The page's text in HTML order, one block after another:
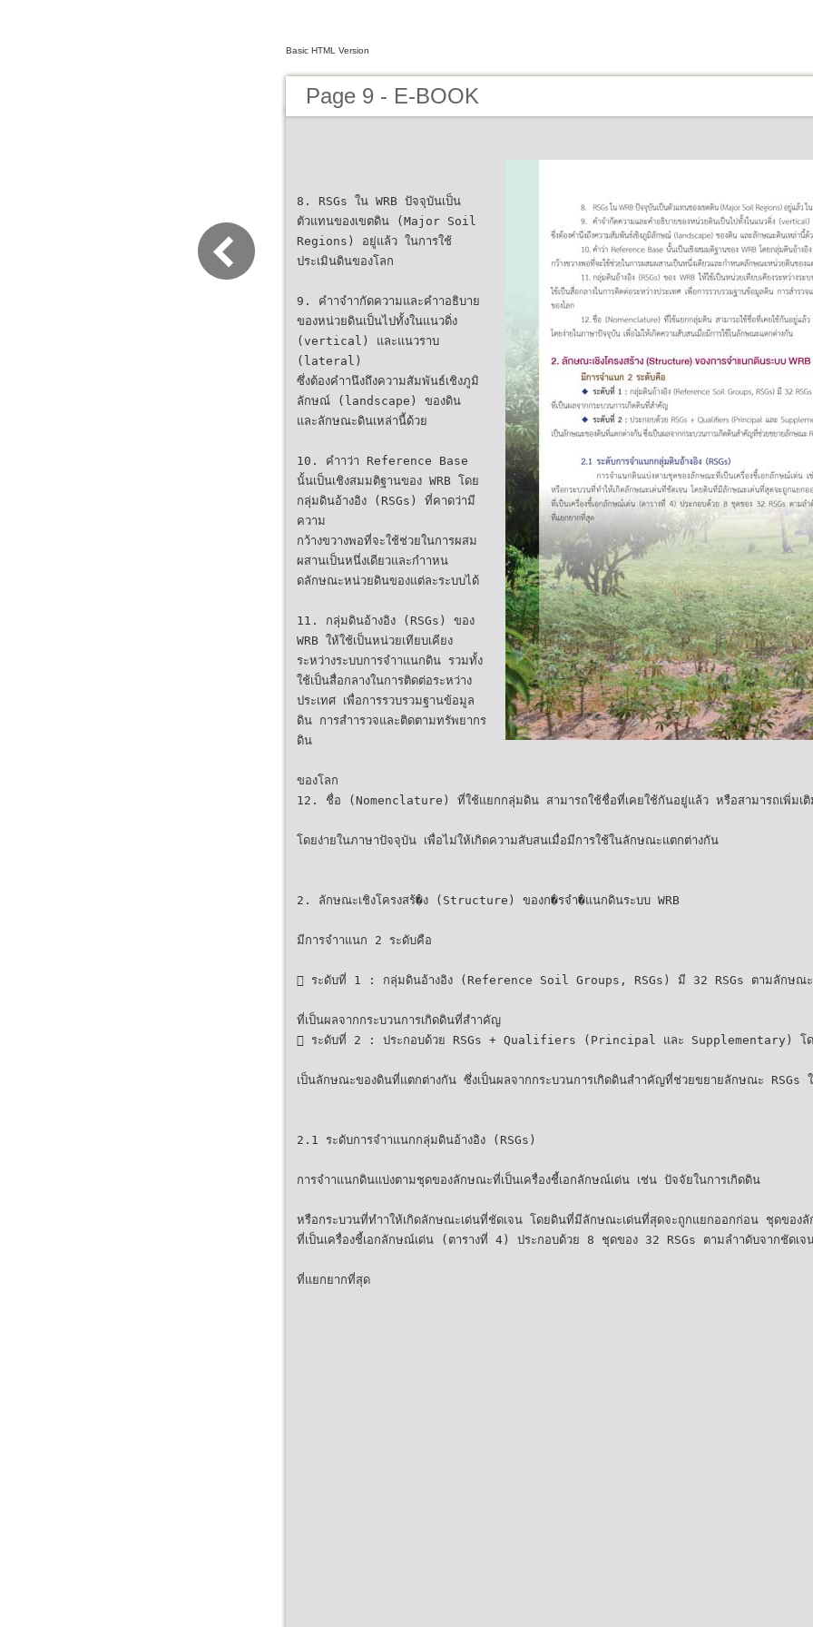
Basic HTML Version
Page 9 - E-BOOK
8. RSGs ใน WRB ปัจจุบันเป็น
ตัวแทนของเขตดิน (Major Soil
Regions) อยู่แล้ว ในการใช้
ประเมินดินของโลก
9. คำาจำากัดความและคำาอธิบาย
ของหน่วยดินเป็นไปทั้งในแนวดิ่ง
(vertical) และแนวราบ
(lateral)
ซึ่งต้องคำานึงถึงความสัมพันธ์เชิงภูมิ
ลักษณ์ (landscape) ของดิน
และลักษณะดินเหล่านี้ด้วย
10. คำาว่า Reference Base
นั้นเป็นเชิงสมมติฐานของ WRB โดย
กลุ่มดินอ้างอิง (RSGs) ที่คาดว่ามี
ความ
กว้างขวางพอที่จะใช้ช่วยในการผสม
ผสานเป็นหนึ่งเดียวและกำาหน
ดลักษณะหน่วยดินของแต่ละระบบได้
11. กลุ่มดินอ้างอิง (RSGs) ของ
WRB ให้ใช้เป็นหน่วยเทียบเคียง
ระหว่างระบบการจำาแนกดิน รวมทั้ง
ใช้เป็นสื่อกลางในการติดต่อระหว่าง
ประเทศ เพื่อการรวบรวมฐานข้อมูล
ดิน การสำารวจและติดตามทรัพยากร
ดิน
ของโลก
12. ชื่อ (Nomenclature) ที่ใช้แยกกลุ่มดิน สามารถใช้ชื่อที่เคยใช้กันอยู่แล้ว หรือสามารถเพิ่มเติ
โดยง่ายในภาษาปัจจุบัน เพื่อไม่ให้เกิดความสับสนเมื่อมีการใช้ในลักษณะแตกต่างกัน
2. ลักษณะเชิงโครงสร้�ง (Structure) ของก�รจำ�แนกดินระบบ WRB
มีการจำาแนก 2 ระดับคือ
 ระดับที่ 1 : กลุ่มดินอ้างอิง (Reference Soil Groups, RSGs) มี 32 RSGs ตามลักษณะ
ที่เป็นผลจากกระบวนการเกิดดินที่สำาคัญ
 ระดับที่ 2 : ประกอบด้วย RSGs + Qualifiers (Principal และ Supplementary)
เป็นลักษณะของดินที่แตกต่างกัน ซึ่งเป็นผลจากกระบวนการเกิดดินสำาคัญที่ช่วยขยายลักษณะ RSGs
2.1 ระดับการจำาแนกกลุ่มดินอ้างอิง (RSGs)
การจำาแนกดินแบ่งตามชุดของลักษณะที่เป็นเครื่องชี้เอกลักษณ์เด่น เช่น ปัจจัยในการเกิดดิน
หรือกระบวนที่ทำาให้เกิดลักษณะเด่นที่ชัดเจน โดยดินที่มีลักษณะเด่นที่สุดจะถูกแยกออกก่อน ชุดของ
ที่เป็นเครื่องชี้เอกลักษณ์เด่น (ตารางที่ 4) ประกอบด้วย 8 ชุดของ 32 RSGs ตามลำาดับจากชัดเจ
ที่แยกยากที่สุด